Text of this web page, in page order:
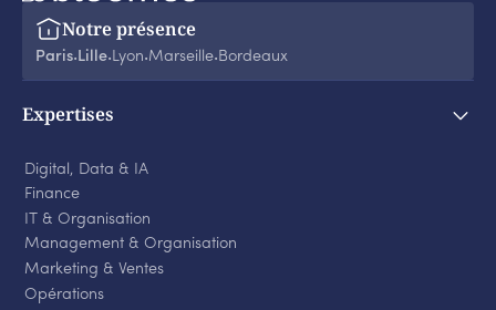
Notre présence
Paris‧ Lille‧ Lyon‧Marseille‧ Bordeaux
Expertises
Digital, Data & IA
Finance
IT & Organisation
Management & Organisation
Marketing & Ventes
Opérations